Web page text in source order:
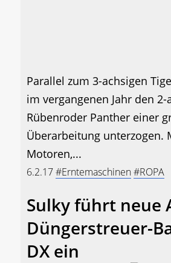
Parallel zum 3-achsigen
im vergangenen Jahr den 2-
Rübenroder Panther einer
Überarbeitung unterzogen.
Motoren,...
6.2.17#Erntemaschinen#ROPA
Sulky führt neue
Düngerstreuer-
DX ein